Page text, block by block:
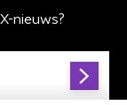
nieuws?